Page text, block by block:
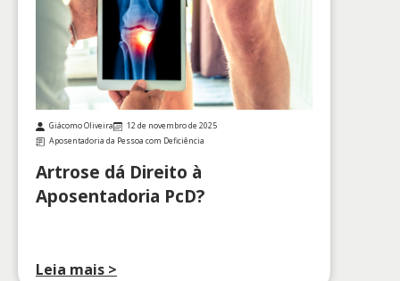
Giácomo Oliveira
12 de novembro de 2025
Aposentadoria da Pessoa com Deficiência
Artrose dá Direito à
Aposentadoria PcD?
Leia mais >